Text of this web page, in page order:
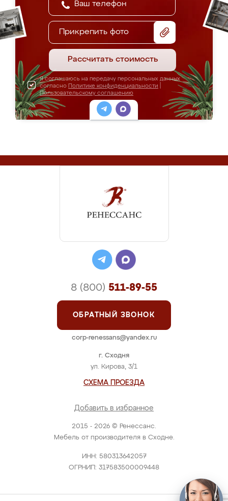
Прикрепить фото
Рассчитать стоимость
Я соглашаюсь на передачу персональных данных
согласно Политике конфиденциальности
Пользовательскому соглашению
2015 - 2026 © Ренессанс.
Мебель от производителя в Сходне.
ИНН: 580313642057
ОГРНИП: 317583500009448
г. Сходня
ул. Кирова, 3/1
СХЕМА ПРОЕЗДА
Добавить в избранное
8 (800) 511-89-55
ОБРАТНЫЙ ЗВОНОК
corp-renessans@yandex.ru